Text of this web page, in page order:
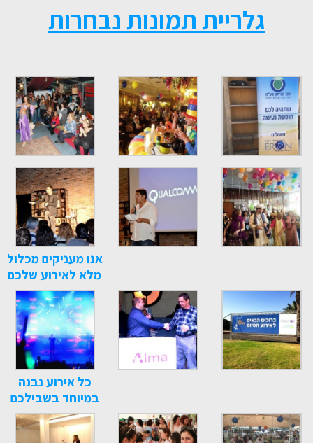
גלריית תמונות נבחרות
אנו מעניקים מכלול
מלא לאירוע שלכם
כל אירוע נבנה
במיוחד בשבילכם